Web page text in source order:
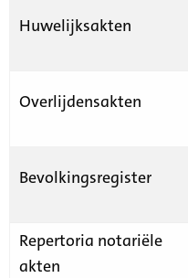
Huwelijksakten
Overlijdensakten
Bevolkingsregister
Repertoria notariële
akten